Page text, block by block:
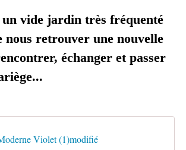
un vide jardin très fréquenté
nous retrouver une nouvelle
échanger et passer
Violet (1)modifié